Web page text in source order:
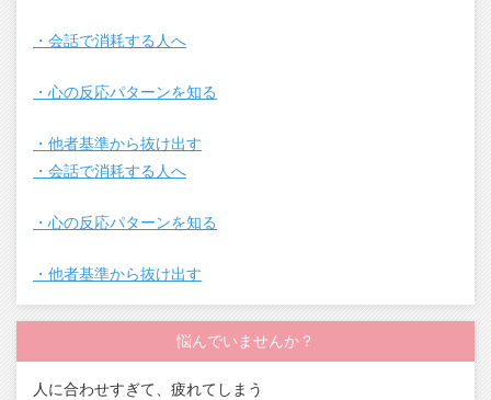
・会話で消耗する人へ
・心の反応パターンを知る
・他者基準から抜け出す
・会話で消耗する人へ
・心の反応パターンを知る
・他者基準から抜け出す
悩んでいませんか？
人に合わせすぎて、疲れてしまう